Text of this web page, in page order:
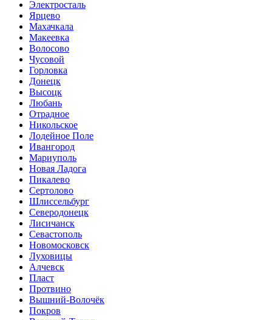
Электросталь
Ярцево
Махачкала
Макеевка
Волосово
Чусовой
Горловка
Донецк
Высоцк
Любань
Отрадное
Никольское
Лодейное Поле
Ивангород
Мариуполь
Новая Ладога
Пикалево
Сертолово
Шлиссельбург
Северодонецк
Лисичанск
Севастополь
Новомосковск
Луховицы
Алчевск
Пласт
Протвино
Вышний-Волочёк
Покров